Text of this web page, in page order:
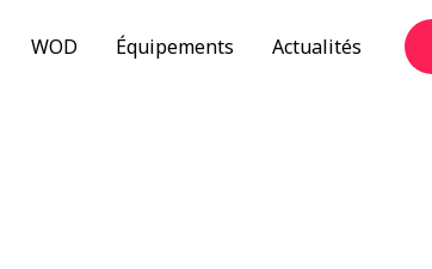
WOD Équipements Actualités